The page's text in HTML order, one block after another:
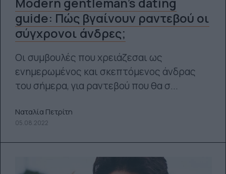
guide: Πώς βγαίνουν ραντεβού οι
σύγχρονοι άνδρες;
Οι συμβουλές που χρειάζεσαι ως
ενημερωμένος και σκεπτόμενος άνδρας
του σήμερα, για ραντεβού που θα σ...
Ναταλία Πετρίτη
05.08.2022